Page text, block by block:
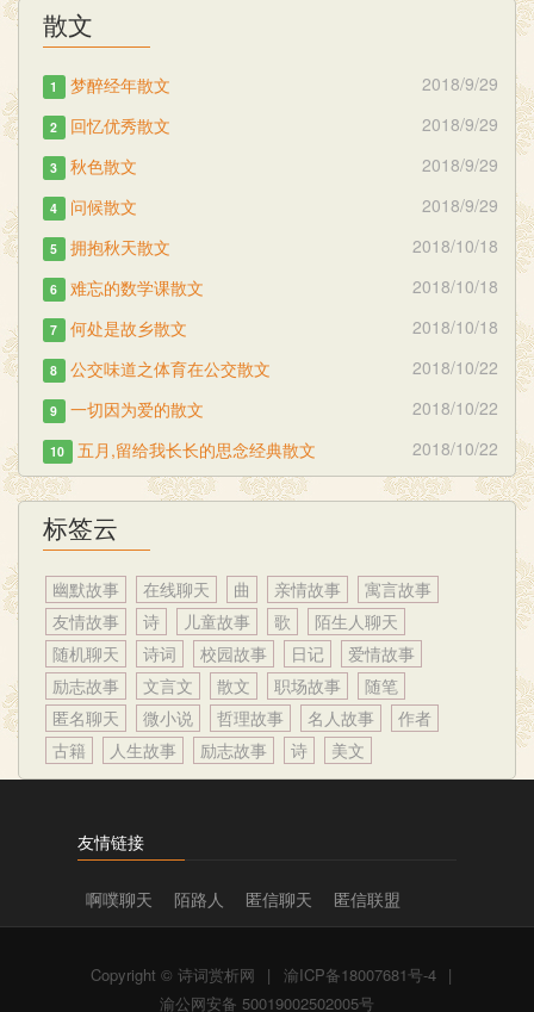
散文
1 梦醉经年散文 2018/9/29
2 回忆优秀散文 2018/9/29
3 秋色散文 2018/9/29
4 问候散文 2018/9/29
5 拥抱秋天散文 2018/10/18
6 难忘的数学课散文 2018/10/18
7 何处是故乡散文 2018/10/18
8 公交味道之体育在公交散文 2018/10/22
9 一切因为爱的散文 2018/10/22
10 五月,留给我长长的思念经典散文 2018/10/22
标签云
幽默故事 在线聊天 曲 亲情故事
寓言故事
友情故事
诗 儿童故事 歌
陌生人聊天
随机聊天
诗词 校园故事 日记
爱情故事
励志故事
文言文 散文 职场故事
随笔
匿名聊天
微小说 哲理故事 名人故事
作者
古籍
人生故事 励志故事 诗 美文
友情链接
啊噗聊天 陌路人 匿信聊天 匿信联盟
Copyright © 诗词赏析网 | 渝ICP备18007681号-4
|
渝公网安备 50019002502005号